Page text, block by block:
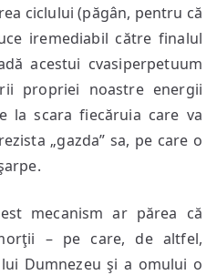
ciclului (păgân, pentru că
iremediabil către finalul
acestui cvasiperpetuum
propriei noastre energii
la scara fiecăruia care va
„gazda” sa, pe care o
mecanism ar părea că
– pe care, de altfel,
Dumnezeu şi a omului o